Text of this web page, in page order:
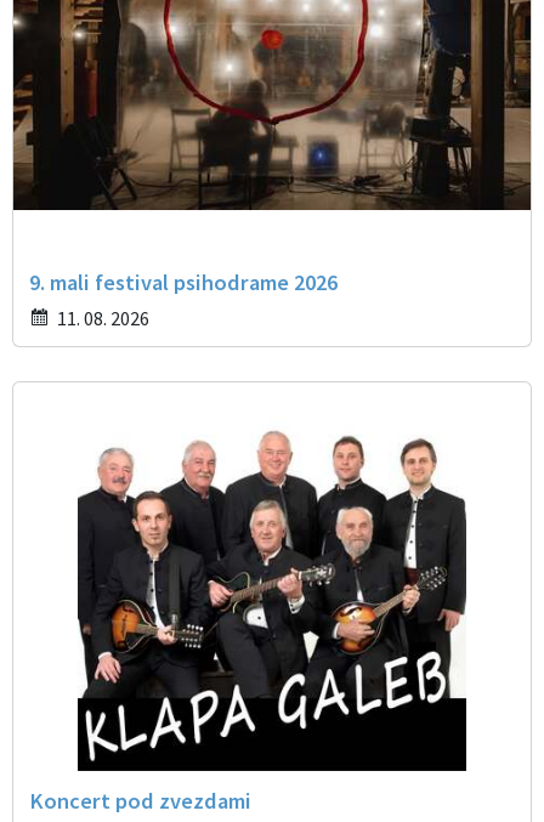
9. mali festival psihodrame 2026
11. 08. 2026
Koncert pod zvezdami